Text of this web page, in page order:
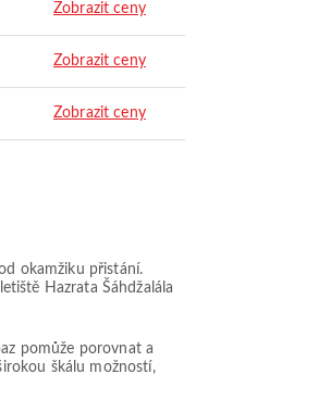
Zobrazit ceny
Zobrazit ceny
Zobrazit ceny
okamžiku přistání.
Hazrata Šáhdžalála
pomůže porovnat a
škálu možností,